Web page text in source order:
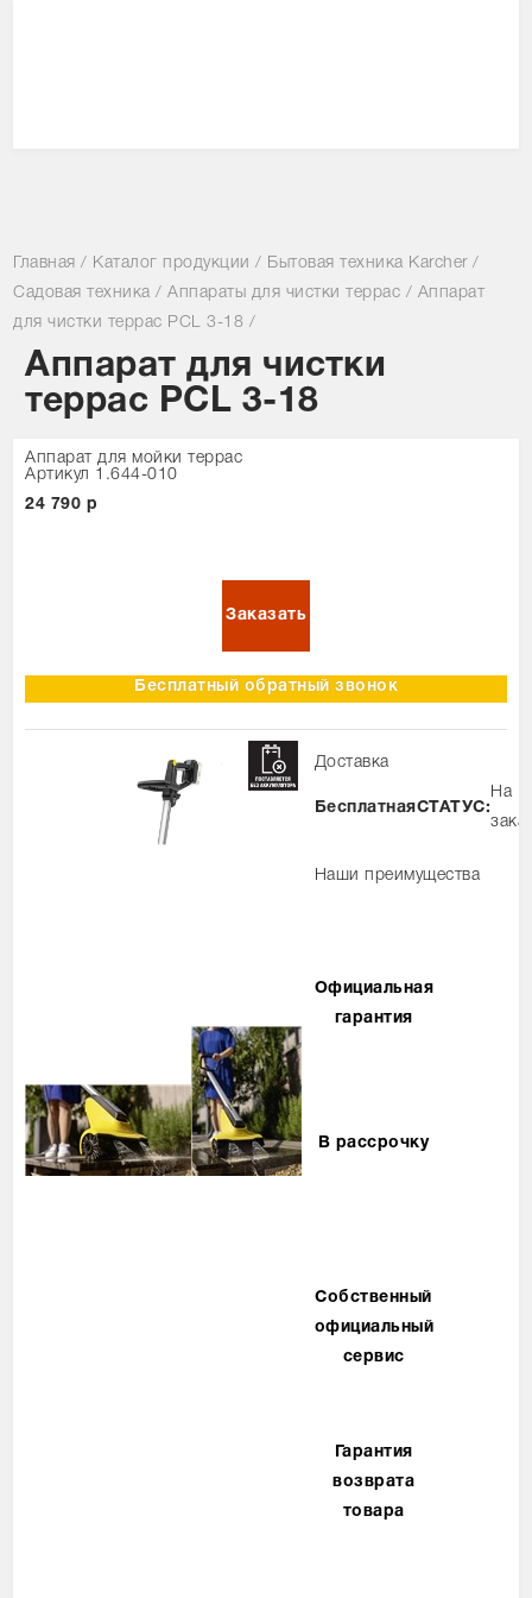
Главная / Каталог продукции / Бытовая техника Karcher /
Садовая техника /Аппараты для чистки террас / Аппарат
для чистки террас PCL 3-18 /
Аппарат для чистки
террас PCL 3-18
Аппарат для мойки террас
Артикул 1.644-010
24 790 р
Бесплатный обратный звонок
Доставка
БесплатнаяСТАТУС:
На
Наши преимущества
Официальная
гарантия
В рассрочку
Собственный
официальный
сервис
Гарантия
возврата
товара